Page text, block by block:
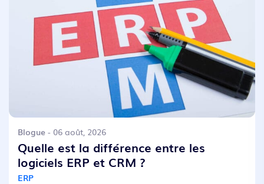
Blogue - 06 août, 2026
Quelle est la différence entre les
logiciels ERP et CRM ?
ERP